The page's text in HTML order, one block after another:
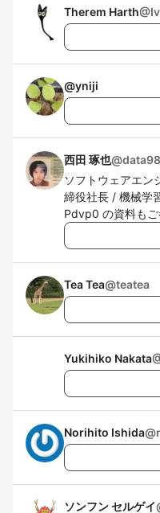
Therem Harth@
@yniji
西田 琢也@
ソフトウェアエン
締役社長 / 機械学
Pdvp0 の資料もご
Tea Tea@teatea
Yukihiko Nakata
Norihito Ishida@
ソンフン セルゲイ